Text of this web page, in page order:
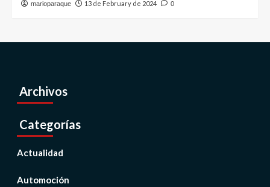
marioparaque 13 de February de 2024 0
Archivos
Categorías
Actualidad
Automoción